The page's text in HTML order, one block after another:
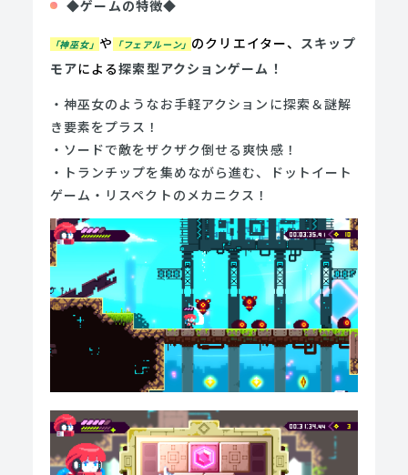
◆ゲームの特徴◆
「神巫女」 や 「フェアルーン」 のクリエイター、 スキップ
モアによる探索型アクションゲーム！
・神巫女のようなお手軽アクションに探索＆謎解
き要素をプラス！
・ソードで敵をザクザク倒せる爽快感！
・トランチップを集めながら進む、ドットイート
ゲーム・リスペクトのメカニクス！